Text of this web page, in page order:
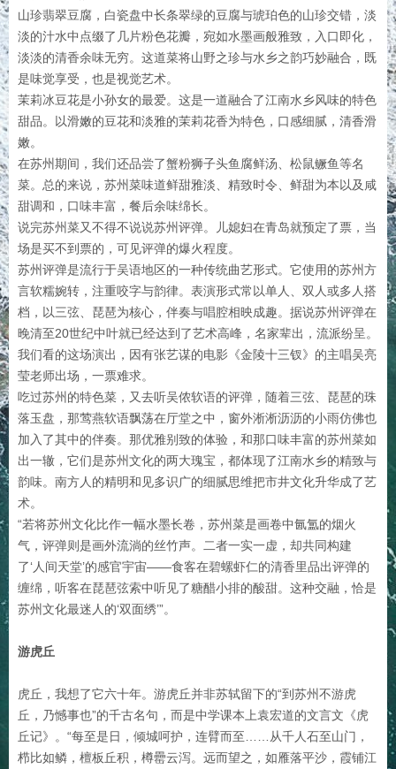
山珍翡翠豆腐，白瓷盘中长条翠绿的豆腐与琥珀色的山珍交错，淡
淡的汁水中点缀了几片粉色花瓣，宛如水墨画般雅致，入口即化，
淡淡的清香余味无穷。这道菜将山野之珍与水乡之韵巧妙融合，既
是味觉享受，也是视觉艺术。
茉莉冰豆花是小孙女的最爱。这是一道融合了江南水乡风味的特色
甜品。以滑嫩的豆花和淡雅的茉莉花香为特色，口感细腻，清香滑
嫩。
在苏州期间，我们还品尝了蟹粉狮子头鱼腐鲜汤、松鼠鳜鱼等名
菜。总的来说，苏州菜味道鲜甜雅淡、精致时令、鲜甜为本以及咸
甜调和，口味丰富，餐后余味绵长。
说完苏州菜又不得不说说苏州评弹。儿媳妇在青岛就预定了票，当
场是买不到票的，可见评弹的爆火程度。
苏州评弹是流行于吴语地区的一种传统曲艺形式。它使用的苏州方
言软糯婉转，注重咬字与韵律。表演形式常以单人、双人或多人搭
档，以三弦、琵琶为核心，伴奏与唱腔相映成趣。据说苏州评弹在
晚清至20世纪中叶就已经达到了艺术高峰，名家辈出，流派纷呈。
我们看的这场演出，因有张艺谋的电影《金陵十三钗》的主唱吴亮
莹老师出场，一票难求。
吃过苏州的特色菜，又去听吴侬软语的评弹，随着三弦、琵琶的珠
落玉盘，那莺燕软语飘荡在厅堂之中，窗外淅淅沥沥的小雨仿佛也
加入了其中的伴奏。那优雅别致的体验，和那口味丰富的苏州菜如
出一辙，它们是苏州文化的两大瑰宝，都体现了江南水乡的精致与
韵味。南方人的精明和见多识广的细腻思维把市井文化升华成了艺
术。
“若将苏州文化比作一幅水墨长卷，苏州菜是画卷中氤氲的烟火
气，评弹则是画外流淌的丝竹声。二者一实一虚，却共同构建
了‘人间天堂’的感官宇宙——食客在碧螺虾仁的清香里品出评弹的
缠绵，听客在琵琶弦索中听见了糖醋小排的酸甜。这种交融，恰是
苏州文化最迷人的‘双面绣’”。
游虎丘
虎丘，我想了它六十年。游虎丘并非苏轼留下的“到苏州不游虎
丘，乃憾事也”的千古名句，而是中学课本上袁宏道的文言文《虎
丘记》。“每至是日，倾城呵护，连臂而至……从千人石至山门，
栉比如鳞，檀板丘积，樽罍云泻。远而望之，如雁落平沙，霞铺江